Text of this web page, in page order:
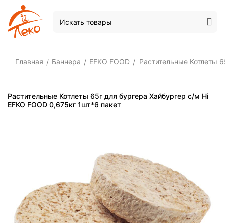
Главная / Баннера / EFKO FOOD / Растительные Котлеты
Растительные Котлеты 65г для бургера Хайбургер с/м Hi
EFKO FOOD 0,675кг 1шт*6 пакет